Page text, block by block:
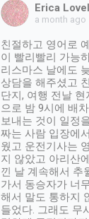
Erica
a month ago
친절하고 영어로
이 빨리빨리 가능
리스마스 날에도
상담을 해주셨고
단지, 여행 전날 현
으로 밤 9시에 배
보내는 것이 일정
짜는 사람 입장에
웠고 운전기사는
지 않았고 아리산
낀 날 계속해서 추
가서 동승자가 너
해서 말도 통하지
들었다. 그래도 무